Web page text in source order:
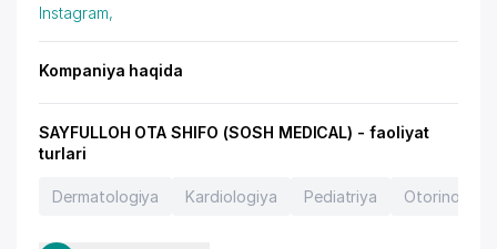
Instagram,
Kompaniya haqida
SAYFULLOH OTA SHIFO (SOSH MEDICAL) - faoliyat
turlari
Dermatologiya Kardiologiya Pediatriya